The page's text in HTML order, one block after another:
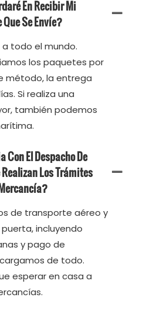
En Recibir Mi
Se Envíe?
todo el mundo.
los paquetes por
método, la entrega
Si realiza una
también podemos
Con El Despacho De
Los Trámites
de transporte aéreo y
incluyendo
y pago de
de todo.
esperar en casa a